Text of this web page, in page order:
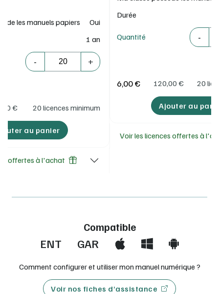
les manuels papiers
Oui
1 an
-
Quantité
+
€ 20 licences minimum
au panier
offertes à l'achat
Durée
Quantité -
Quantité
6,00 € 120,00 € 20
Ajouter au
Voir les licences offertes à
Compatible
ENT GAR
Comment configurer et utiliser mon manuel numérique ?
Voir nos fiches d’assistance